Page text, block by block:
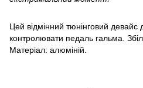
Цей відмінний тюнінговий
контролювати педаль гальма.
Матеріал: алюміній.